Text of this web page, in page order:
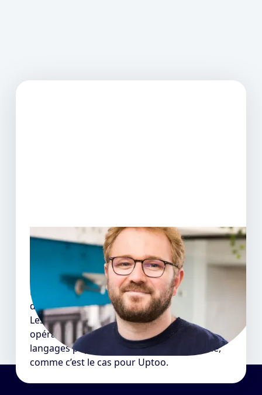
Il recrute, il témoigne
Quentin L. - Head of Product @Uptoo
Dans mon équipe, on a embauché 4 alumnis
de La Capsule.
Les développeurs sortis de ce bootcamp sont
opérationnels après la formation sur des
langages populaires et adaptés au marché,
comme c’est le cas pour Uptoo.